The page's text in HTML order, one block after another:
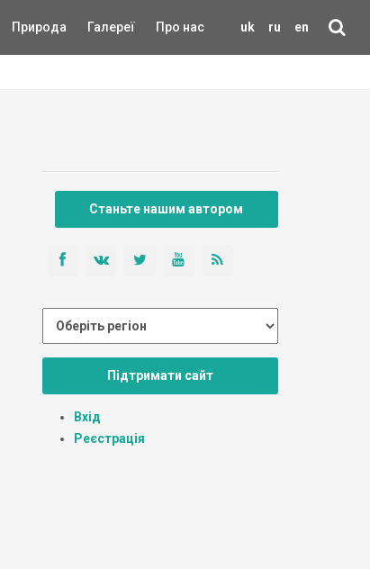
uk ru en
Природа Галереї Про нас
Станьте нашим автором
Підтримати сайт
Вхід
Реєстрація